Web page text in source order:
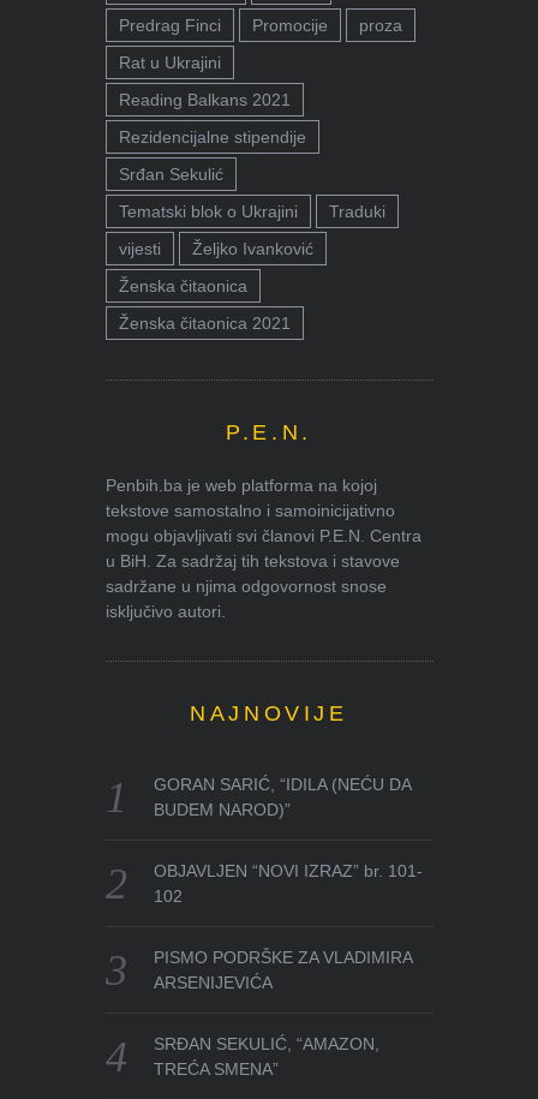
Predrag Finci
Promocije
proza
Rat u Ukrajini
Reading Balkans 2021
Rezidencijalne stipendije
Srđan Sekulić
Tematski blok o Ukrajini
Traduki
vijesti
Željko Ivanković
Ženska čitaonica
Ženska čitaonica 2021
P.E.N.
Penbih.ba je web platforma na kojoj
tekstove samostalno i samoinicijativno
mogu objavljivati svi članovi P.E.N. Centra
u BiH. Za sadržaj tih tekstova i stavove
sadržane u njima odgovornost snose
isključivo autori.
NAJNOVIJE
GORAN SARIĆ, “IDILA (NEĆU DA
BUDEM NAROD)”
OBJAVLJEN “NOVI IZRAZ” br. 101-
102
PISMO PODRŠKE ZA VLADIMIRA
ARSENIJEVIĆA
SRĐAN SEKULIĆ, “AMAZON,
TREĆA SMENA”